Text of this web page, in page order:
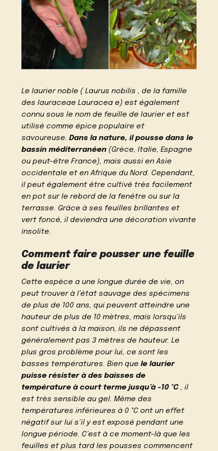
Le laurier noble ( Laurus nobilis , de la famille
des lauraceae Lauracea e) est également
connu sous le nom de feuille de laurier et est
utilisé comme épice populaire et
savoureuse.Dans la nature, il pousse dans le
bassin méditerranéen (Grèce, Italie, Espagne
ou peut-être France), mais aussi en Asie
occidentale et en Afrique du Nord. Cependant,
il peut également être cultivé très facilement
en pot sur le rebord de la fenêtre ou sur la
terrasse. Grâce à ses feuilles brillantes et
vert foncé, il deviendra une décoration vivante
insolite.
Comment faire pousser une feuille
de laurier
Cette espèce a une longue durée de vie, on
peut trouver à l’état sauvage des spécimens
de plus de 100 ans, qui peuvent atteindre une
hauteur de plus de 10 mètres, mais lorsqu’ils
sont cultivés à la maison, ils ne dépassent
généralement pas 3 mètres de hauteur. Le
plus gros problème pour lui, ce sont les
basses températures. Bien quele laurier
puisse résister à des baisses de
température à court terme jusqu’à -10 °C , il
est très sensible au gel. Même des
températures inférieures à 0 °C ont un effet
négatif sur lui s’il y est exposé pendant une
longue période. C’est à ce moment-là que les
feuilles et plus tard les pousses commencent